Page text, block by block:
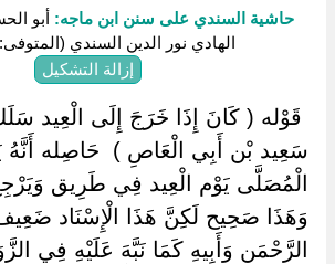
حاشية السندي على سنن ابن ماجه: أبو
الهادي نور الدين السندي (المتوفى:
إزالة التشكيل
‏قَوْله ( كَانَ إِذَا خَرَجَ إِلَى الْعِيد
سَعِيد بْن أَبِي الْعَاصِ ) ‏ ‏حَاصِله أَنَّهُ
الْمُصَلَّى يَوْم الْعِيد فِي طَرِيق
وَهَذَا صَحِيح لَكِنَّ هَذَا الْإِسْنَاد
الرَّحْمَن وَأَبِيهِ كَمَا نَبَّهَ عَلَيْهِ فِي